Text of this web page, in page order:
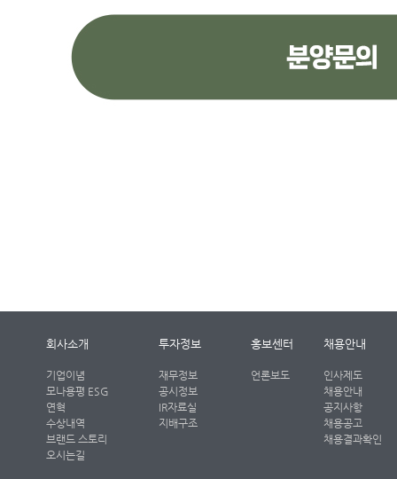
회사소개
기업이념
모나용평 ESG
연혁
수상내역
브랜드 스토리
오시는길
투자정보
재무정보
공시정보
IR자료실
지배구조
홍보센터
언론보도
채용안내
인사제도
채용안내
공지사항
채용공고
채용결과확인